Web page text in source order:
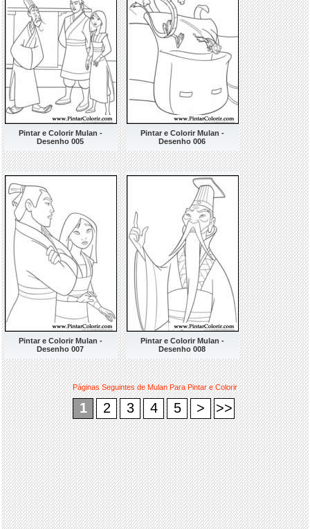
Pintar e Colorir Mulan -
Desenho 005
Pintar e Colorir Mulan -
Desenho 006
Pintar e Colorir Mulan -
Desenho 007
Pintar e Colorir Mulan -
Desenho 008
Páginas Seguintes de Mulan Para Pintar e Colorir
1 2 3 4 5 > >>